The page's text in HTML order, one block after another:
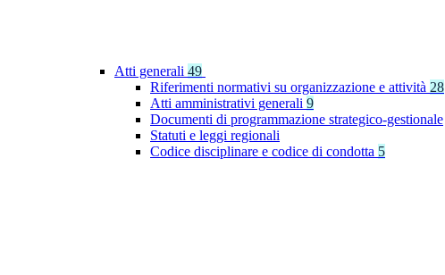
Atti generali 49
Riferimenti normativi su organizzazione e attività 28
Atti amministrativi generali 9
Documenti di programmazione strategico-gestionale
Statuti e leggi regionali
Codice disciplinare e codice di condotta 5